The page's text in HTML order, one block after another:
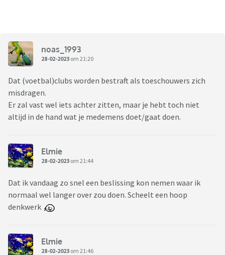
noas_1993
28-02-2023 om 21:20
Dat (voetbal)clubs worden bestraft als toeschouwers zich
misdragen.
Er zal vast wel iets achter zitten, maar je hebt toch niet
altijd in de hand wat je medemens doet/gaat doen.
Elmie
28-02-2023 om 21:44
Dat ik vandaag zo snel een beslissing kon nemen waar ik
normaal wel langer over zou doen. Scheelt een hoop
denkwerk
Elmie
28-02-2023 om 21:46